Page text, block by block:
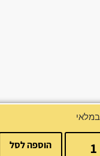
הוספה לסל